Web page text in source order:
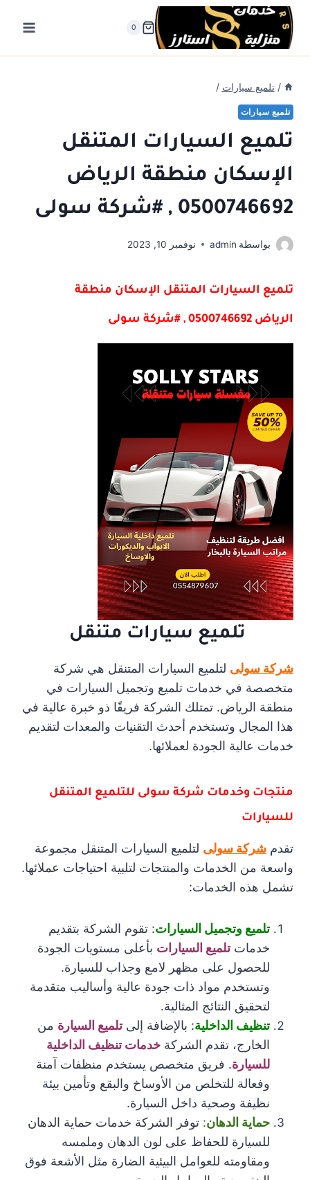
التجاوز
المحتوى
0
/ تلميع سيارات /
تلميع سيارات
تلميع السيارات المتنقل
الإسكان منطقة الرياض
0500746692 , #شركة سولى
بواسطة admin نوفمبر 10, 2023
تلميع السيارات المتنقل الإسكان منطقة
الرياض 0500746692 , #شركة سولى
تلميع سيارات متنقل
شركة سولى لتلميع السيارات المتنقل هي شركة
متخصصة في خدمات تلميع وتجميل السيارات في
منطقة الرياض. تمتلك الشركة فريقًا ذو خبرة عالية في
هذا المجال وتستخدم أحدث التقنيات والمعدات لتقديم
خدمات عالية الجودة لعملائها.
منتجات وخدمات شركة سولى للتلميع المتنقل
للسيارات
تقدم شركة سولى لتلميع السيارات المتنقل مجموعة
واسعة من الخدمات والمنتجات لتلبية احتياجات عملائها.
تشمل هذه الخدمات:
تلميع وتجميل السيارات: تقوم الشركة بتقديم
خدماتتلميع السيارات بأعلى مستويات الجودة
للحصول على مظهر لامع وجذاب للسيارة.
وتستخدم مواد ذات جودة عالية وأساليب متقدمة
لتحقيق النتائج المثالية.
تنظيف الداخلية: بالإضافة إلىتلميع السيارة من
الخارج، تقدم الشركة خدمات تنظيف الداخلية
للسيارة. فريق متخصص يستخدم منظفات آمنة
وفعالة للتخلص من الأوساخ والبقع وتأمين بيئة
نظيفة وصحية داخل السيارة.
حماية الدهان: توفر الشركة خدمات حماية الدهان
للسيارة للحفاظ على لون الدهان وملمسه
ومقاومته للعوامل البيئية الضارة مثل الأشعة فوق